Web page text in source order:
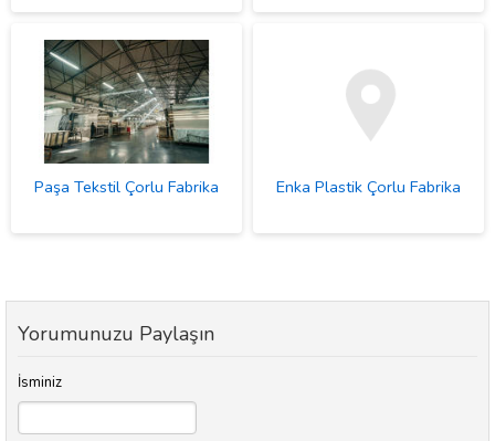
Paşa Tekstil Çorlu Fabrika Enka Plastik Çorlu Fabrika
Yorumunuzu Paylaşın
İsminiz